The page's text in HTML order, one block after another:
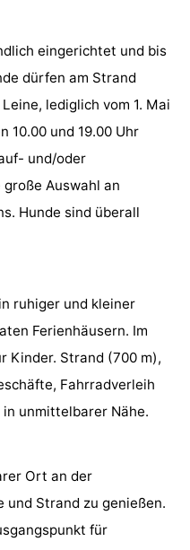
eingerichtet und bis
dürfen am Strand
lediglich vom 1. Mai
10.00 und 19.00 Uhr
und/oder
Auswahl an
Hunde sind überall
ruhiger und kleiner
Ferienhäusern. Im
Kinder. Strand (700 m),
Fahrradverleih
unmittelbarer Nähe.
Ort an der
und Strand zu genießen.
für